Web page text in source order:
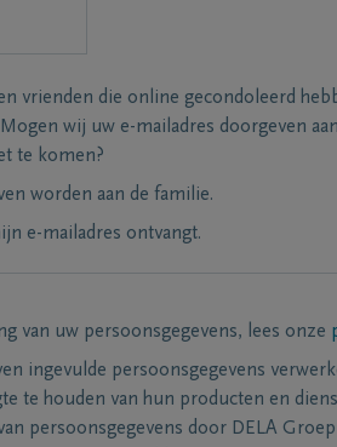
vrienden die online gecondoleerd
wij uw e-mailadres doorgeven
te komen?
worden aan de familie.
e-mailadres ontvangt.
van uw persoonsgegevens, lees onze
ingevulde persoonsgegevens
te houden van hun producten en
persoonsgegevens door DELA